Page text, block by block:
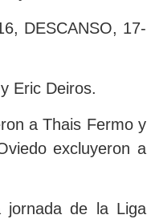
DESCANSO, 17-
Eric Deiros.
a Thais Fermo y
excluyeron a
jornada de la Liga